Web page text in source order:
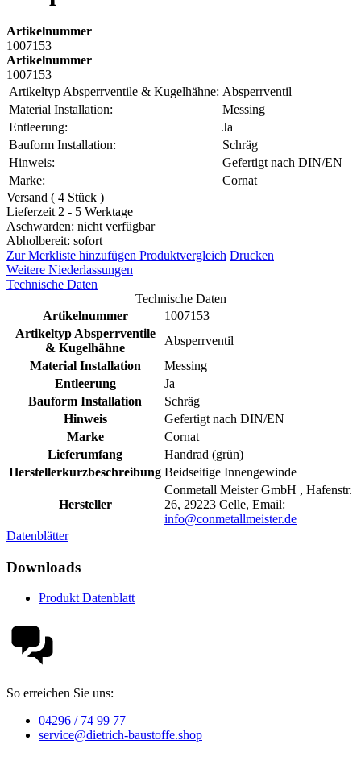
Artikelnummer
1007153
Artikelnummer
1007153
Artikeltyp Absperrventile & Kugelhähne: Absperrventil
Material Installation:
Messing
Entleerung:
Ja
Bauform Installation:
Schräg
Hinweis:
Gefertigt nach DIN/EN
Marke:
Cornat
Versand ( 4 Stück )
Lieferzeit 2 - 5 Werktage
Aschwarden: nicht verfügbar
Abholbereit: sofort
Zur Merkliste hinzufügen Produktvergleich Drucken
Weitere Niederlassungen
Technische Daten
Technische Daten
Artikelnummer
1007153
Artikeltyp Absperrventile
& Kugelhähne
Absperrventil
Material Installation
Messing
Entleerung
Ja
Bauform Installation
Schräg
Hinweis
Gefertigt nach DIN/EN
Marke
Cornat
Lieferumfang
Handrad (grün)
Herstellerkurzbeschreibung Beidseitige Innengewinde
Hersteller
Conmetall Meister GmbH , Hafenstr.
26, 29223 Celle, Email:
info@conmetallmeister.de
Datenblätter
Downloads
Produkt Datenblatt
So erreichen Sie uns:
04296 / 74 99 77
service@dietrich-baustoffe.shop